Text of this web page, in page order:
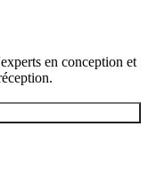
en conception et